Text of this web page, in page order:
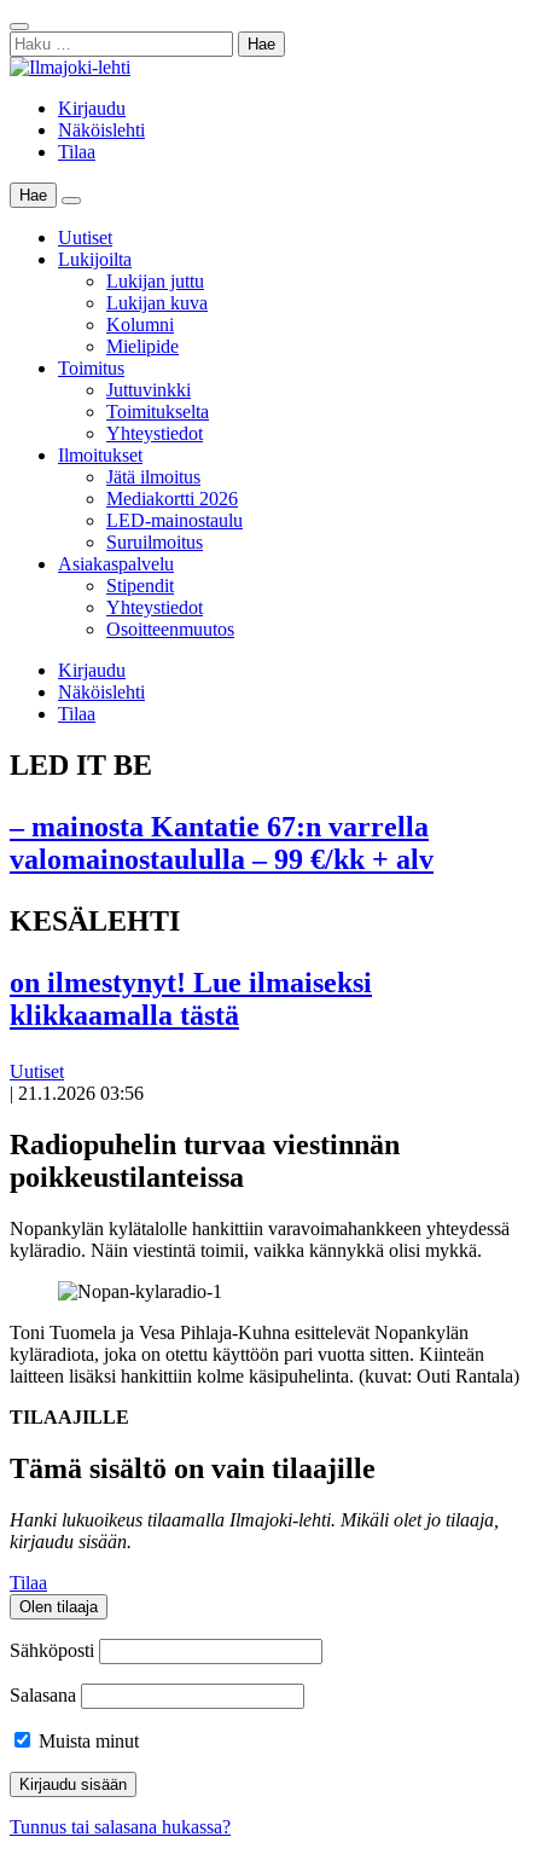
Skip
to
content
Sulje
haku
Haku:
Kirjaudu
Näköislehti
Tilaa
Hae
Main
Menu
Uutiset
Lukijoilta
Lukijan juttu
Lukijan kuva
Kolumni
Mielipide
Toimitus
Juttuvinkki
Toimitukselta
Yhteystiedot
Ilmoitukset
Jätä ilmoitus
Mediakortti 2026
LED-mainostaulu
Suruilmoitus
Asiakaspalvelu
Stipendit
Yhteystiedot
Osoitteenmuutos
Kirjaudu
Näköislehti
Tilaa
LED IT BE
– mainosta Kantatie 67:n varrella
valomainostaululla – 99 €/kk + alv
KESÄLEHTI
on ilmestynyt! Lue ilmaiseksi
klikkaamalla tästä
Uutiset
| 21.1.2026 03:56
Radiopuhelin turvaa viestinnän
poikkeustilanteissa
Nopankylän kylätalolle hankittiin varavoimahankkeen yhteydessä
kyläradio. Näin viestintä toimii, vaikka kännykkä olisi mykkä.
Toni Tuomela ja Vesa Pihlaja-Kuhna esittelevät Nopankylän
kyläradiota, joka on otettu käyttöön pari vuotta sitten. Kiinteän
laitteen lisäksi hankittiin kolme käsipuhelinta. (kuvat: Outi Rantala)
TILAAJILLE
Tämä sisältö on vain tilaajille
Hanki lukuoikeus tilaamalla Ilmajoki-lehti. Mikäli olet jo tilaaja,
kirjaudu sisään.
Tilaa
Olen tilaaja
Sähköposti
Salasana
Muista minut
Tunnus tai salasana hukassa?